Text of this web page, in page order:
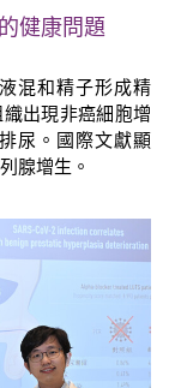
健康問題
混和精子形成精
出現非癌細胞增
尿。國際文獻顯
腺增生。